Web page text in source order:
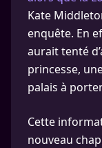
Kate
enquête. En
aurait tenté
princesse,
palais à
Cette
nouveau